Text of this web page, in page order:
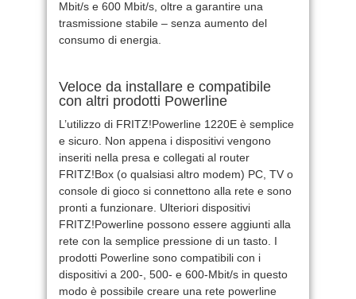
Mbit/s e 600 Mbit/s, oltre a garantire una
trasmissione stabile – senza aumento del
consumo di energia.
Veloce da installare e compatibile
con altri prodotti Powerline
L’utilizzo di FRITZ!Powerline 1220E è semplice
e sicuro. Non appena i dispositivi vengono
inseriti nella presa e collegati al router
FRITZ!Box (o qualsiasi altro modem) PC, TV o
console di gioco si connettono alla rete e sono
pronti a funzionare. Ulteriori dispositivi
FRITZ!Powerline possono essere aggiunti alla
rete con la semplice pressione di un tasto. I
prodotti Powerline sono compatibili con i
dispositivi a 200-, 500- e 600-Mbit/s in questo
modo è possibile creare una rete powerline